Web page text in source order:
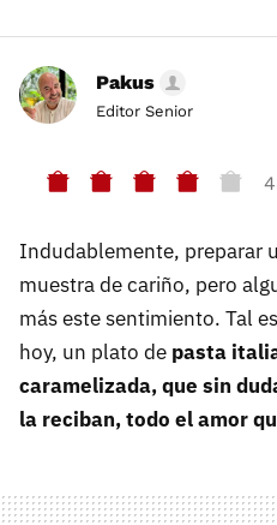
Pakus
Editor Senior
Indudablemente, preparar
muestra de cariño, pero
más este sentimiento. Tal
hoy, un plato de pasta
caramelizada, que sin
la reciban, todo el amor